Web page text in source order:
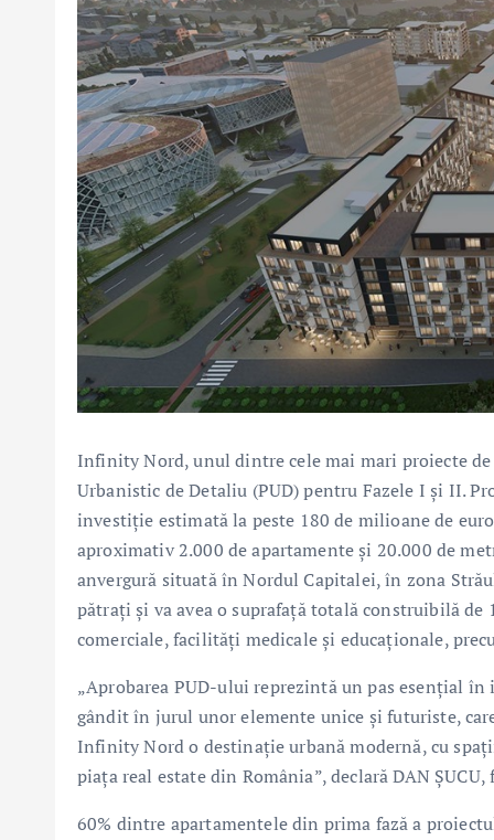
Infinity Nord, unul dintre cele mai mari proiecte
Urbanistic de Detaliu (PUD) pentru Fazele I și II.
investiție estimată la peste 180 de milioane de
aproximativ 2.000 de apartamente și 20.000 de
anvergură situată în Nordul Capitalei, în zona
pătrați și va avea o suprafață totală construibilă
comerciale, facilități medicale și educaționale,
„Aprobarea PUD-ului reprezintă un pas esențial
gândit în jurul unor elemente unice și futuriste,
Infinity Nord o destinație urbană modernă, cu
piața real estate din România”, declară DAN
60% dintre apartamentele din prima fază a